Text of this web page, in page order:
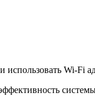
Wi-Fi